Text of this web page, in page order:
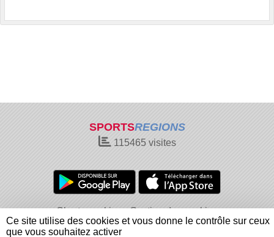
SPORTSREGIONS
115465 visites
Charte cookies
Gestion des cookies
Informations légales
Signaler un contenu inapproprié
Ce site utilise des cookies et vous donne le contrôle sur ceux
que vous souhaitez activer